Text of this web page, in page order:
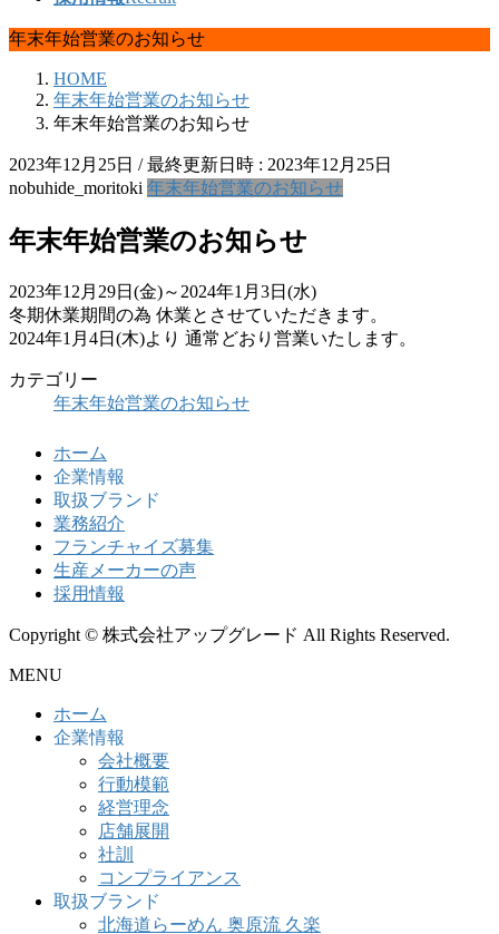
年末年始営業のお知らせ
HOME
年末年始営業のお知らせ
年末年始営業のお知らせ
2023年12月25日 / 最終更新日時 : 2023年12月25日
nobuhide_moritoki 年末年始営業のお知らせ
年末年始営業のお知らせ
2023年12月29日(金)～2024年1月3日(水)
冬期休業期間の為 休業とさせていただきます。
2024年1月4日(木)より 通常どおり営業いたします。
カテゴリー
年末年始営業のお知らせ
ホーム
企業情報
取扱ブランド
業務紹介
フランチャイズ募集
生産メーカーの声
採用情報
Copyright © 株式会社アップグレード All Rights Reserved.
MENU
ホーム
企業情報
会社概要
行動模範
経営理念
店舗展開
社訓
コンプライアンス
取扱ブランド
北海道らーめん 奥原流 久楽